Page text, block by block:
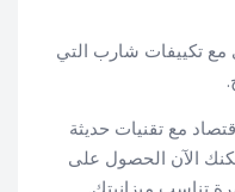
مع تكييفات شارب التي
مع تقنيات حديثة
الآن الحصول على